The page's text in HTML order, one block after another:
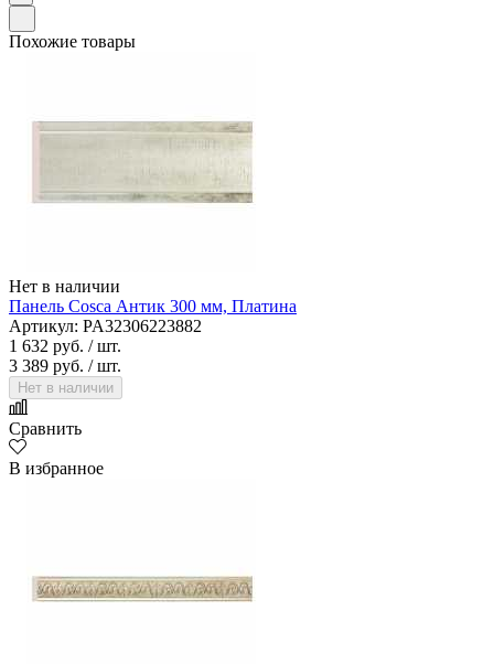
Похожие товары
Нет в наличии
Панель Cosca Антик 300 мм, Платина
Артикул: PA32306223882
1 632 руб. / шт.
3 389 руб. / шт.
Нет в наличии
Сравнить
В избранное